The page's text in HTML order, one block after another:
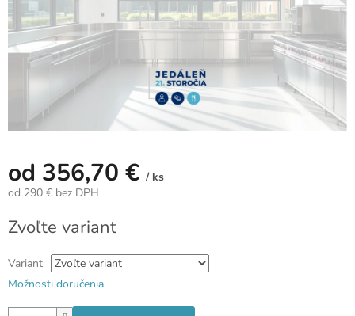
od 356,70 € / ks
od 290 € bez DPH
cena:
Zvoľte variant
Variant
Možnosti doručenia